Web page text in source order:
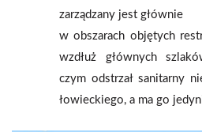
zarządzany jest głównie
w obszarach objętych
wzdłuż głównych
czym odstrzał sanitarny
łowieckiego, a ma go